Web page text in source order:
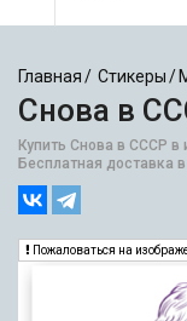
Главная Стикеры
Снова в
Купить Снова в СССР в
Бесплатная доставка
Пожаловаться на